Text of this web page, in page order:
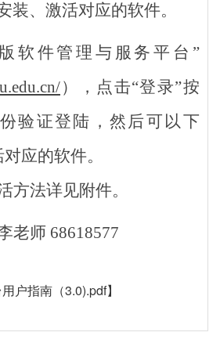
装、激活对应的软件。
软件管理与服务平台”
），点击“登录”按
验证登陆，然后可以下
应的软件。
方法详见附件。
老师 68618577
户指南（3.0).pdf】